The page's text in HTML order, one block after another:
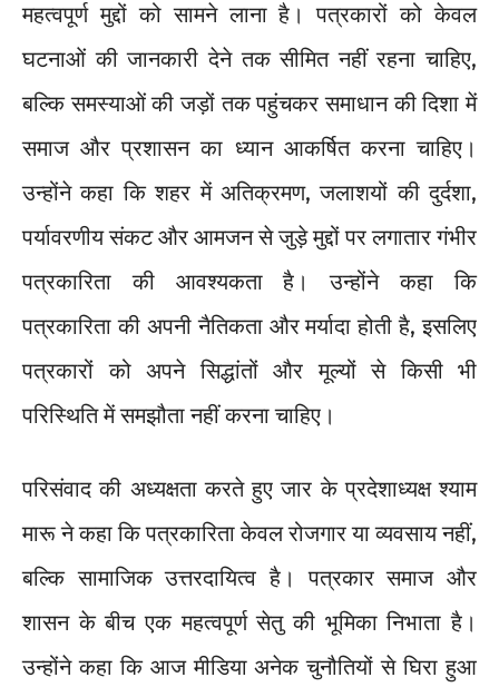
महत्वपूर्ण मुद्दों को सामने लाना है। पत्रकारों को केवल
घटनाओं की जानकारी देने तक सीमित नहीं रहना चाहिए,
बल्कि समस्याओं की जड़ों तक पहुंचकर समाधान की दिशा में
समाज और प्रशासन का ध्यान आकर्षित करना चाहिए।
उन्होंने कहा कि शहर में अतिक्रमण, जलाशयों की दुर्दशा,
पर्यावरणीय संकट और आमजन से जुड़े मुद्दों पर लगातार गंभीर
पत्रकारिता की आवश्यकता है। उन्होंने कहा कि
पत्रकारिता की अपनी नैतिकता और मर्यादा होती है, इसलिए
पत्रकारों को अपने सिद्धांतों और मूल्यों से किसी भी
परिस्थिति में समझौता नहीं करना चाहिए।
परिसंवाद की अध्यक्षता करते हुए जार के प्रदेशाध्यक्ष श्याम
मारू ने कहा कि पत्रकारिता केवल रोजगार या व्यवसाय नहीं,
बल्कि सामाजिक उत्तरदायित्व है। पत्रकार समाज और
शासन के बीच एक महत्वपूर्ण सेतु की भूमिका निभाता है।
उन्होंने कहा कि आज मीडिया अनेक चुनौतियों से घिरा हुआ